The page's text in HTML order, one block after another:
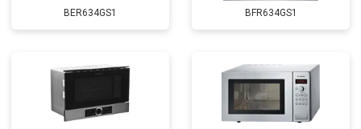
BER634GS1 BFR634GS1